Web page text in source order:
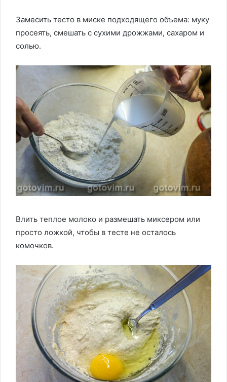
Замесить тесто в миске подходящего объема: муку
просеять, смешать с сухими дрожжами, сахаром и
солью.
Влить теплое молоко и размешать миксером или
просто ложкой, чтобы в тесте не осталось
комочков.